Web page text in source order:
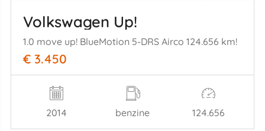
Volkswagen Up!
1.0 move up! BlueMotion 5-DRS Airco 124.656 km!
€ 3.450
2014 benzine 124.656